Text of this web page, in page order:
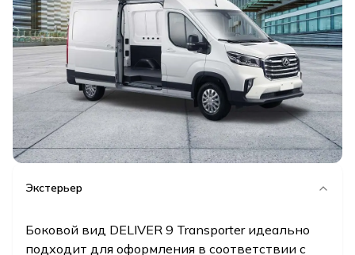
Экстерьер
Боковой вид DELIVER 9 Transporter идеально
подходит для оформления в соответствии с